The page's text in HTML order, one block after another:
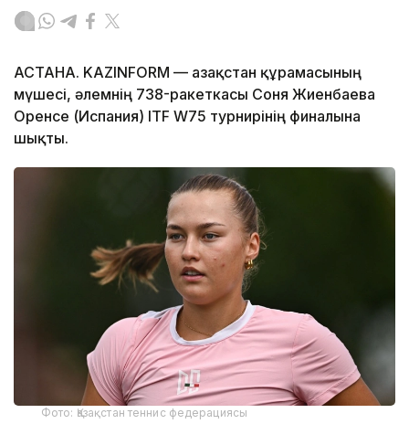
АСТАНА. KAZINFORM — Қазақстан құрамасының
мүшесі, әлемнің 738-ракеткасы Соня Жиенбаева
Оренсе (Испания) ITF W75 турнирінің финалына
шықты.
Фото: Қазақстан теннис федерациясы